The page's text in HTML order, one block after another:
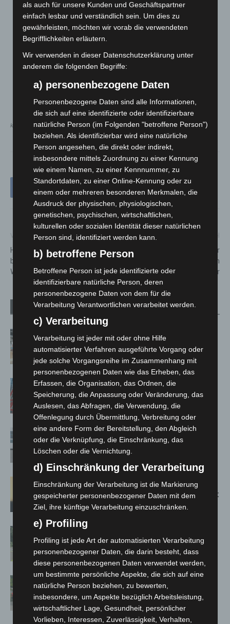
karte: mhh kunstgang – quelle: verein fotografie & kommunikation e.v. / mhh
Vorheriger Artikel
Hannoversche Volksbank
bleibt 2025 auf
Wachstumskurs
Gartenlaubenbrand Hannover
Sahlkamp: Flammen greifen
auf Einfamilienhaus über
Verwandte Artikel Mehr vom Autor
Kunst trifft Weingenuss: Barbara-
Susann Mehring zeigt ihre Werke im
Jacques’ Wein-Depot Isernhagen
A2: Zweite Turbobaustelle startet
zwischen Hannover-West und
Bothfeld
Niedersachsen: Feuerwehrkräfte
kehren nach Waldbrandeinsatz aus
Spanien zurück
Hannover: Erste Tigermücken-
Population in Niedersachsen entdeckt
Brand im „Haus der Begegnung“ in
Neuwarmbüchen schnell eingedämmt
Region Hannover: 21 neue
Notfallsanitäter starten beim Roten
Kreuz
als auch für unsere Kunden und Geschäftspartner
einfach lesbar und verständlich sein. Um dies zu
gewährleisten, möchten wir vorab die verwendeten
Begrifflichkeiten erläutern.
Wir verwenden in dieser Datenschutzerklärung unter
anderem die folgenden Begriffe:
a) personenbezogene Daten
Personenbezogene Daten sind alle Informationen,
die sich auf eine identifizierte oder identifizierbare
natürliche Person (im Folgenden "betroffene Person")
beziehen. Als identifizierbar wird eine natürliche
Person angesehen, die direkt oder indirekt,
insbesondere mittels Zuordnung zu einer Kennung
wie einem Namen, zu einer Kennnummer, zu
Standortdaten, zu einer Online-Kennung oder zu
einem oder mehreren besonderen Merkmalen, die
Ausdruck der physischen, physiologischen,
genetischen, psychischen, wirtschaftlichen,
kulturellen oder sozialen Identität dieser natürlichen
Person sind, identifiziert werden kann.
b) betroffene Person
Betroffene Person ist jede identifizierte oder
identifizierbare natürliche Person, deren
personenbezogene Daten von dem für die
Verarbeitung Verantwortlichen verarbeitet werden.
c) Verarbeitung
Verarbeitung ist jeder mit oder ohne Hilfe
automatisierter Verfahren ausgeführte Vorgang oder
jede solche Vorgangsreihe im Zusammenhang mit
personenbezogenen Daten wie das Erheben, das
Erfassen, die Organisation, das Ordnen, die
Speicherung, die Anpassung oder Veränderung, das
Auslesen, das Abfragen, die Verwendung, die
Offenlegung durch Übermittlung, Verbreitung oder
eine andere Form der Bereitstellung, den Abgleich
oder die Verknüpfung, die Einschränkung, das
Löschen oder die Vernichtung.
d) Einschränkung der Verarbeitung
Einschränkung der Verarbeitung ist die Markierung
gespeicherter personenbezogener Daten mit dem
Ziel, ihre künftige Verarbeitung einzuschränken.
e) Profiling
Profiling ist jede Art der automatisierten Verarbeitung
personenbezogener Daten, die darin besteht, dass
diese personenbezogenen Daten verwendet werden,
um bestimmte persönliche Aspekte, die sich auf eine
natürliche Person beziehen, zu bewerten,
insbesondere, um Aspekte bezüglich Arbeitsleistung,
wirtschaftlicher Lage, Gesundheit, persönlicher
Vorlieben, Interessen, Zuverlässigkeit, Verhalten,